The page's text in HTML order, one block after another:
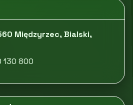
Międzyrzec, Bialski,
800